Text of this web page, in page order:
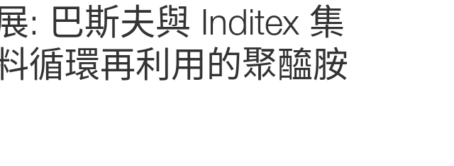
: 巴斯夫與 Inditex 集
循環再利用的聚醯胺